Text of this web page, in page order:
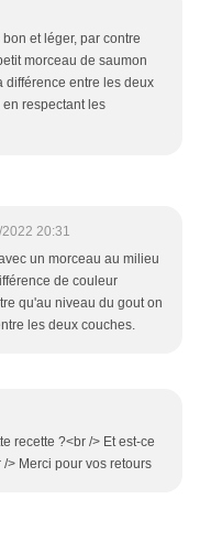
et léger, par contre
morceau de saumon
différence entre les deux
respectant les
20:31
un morceau au milieu
de couleur
qu'au niveau du gout on
les deux couches.
recette ?<br /> Et est-ce
> Merci pour vos retours